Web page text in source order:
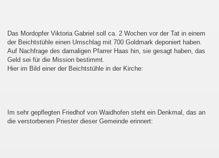
Das Mordopfer Viktoria Gabriel soll ca. 2 Wochen vor der Tat in einem
der Beichtstühle einen Umschlag mit 700 Goldmark deponiert haben.
Auf Nachfrage des damaligen Pfarrer Haas hin, sie gesagt haben, das
Geld sei für die Mission bestimmt.
Hier im Bild einer der Beichtstühle in der Kirche:
Im sehr gepflegten Friedhof von Waidhofen steht ein Denkmal, das an
die verstorbenen Priester dieser Gemeinde erinnert: